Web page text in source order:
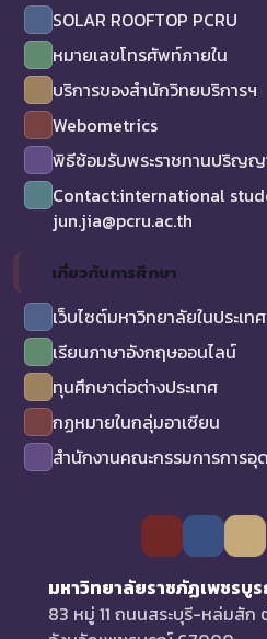
SOLAR ROOFTOP PCRU
หมายเลขโทรศัพท์ภายใน
บริการของสำนักวิทยบริการฯ
Webometrics
พิธีซ้อมรับพระราชทานปริญ
Contact:international
jun.jia@pcru.ac.th
เกี่ยวกับการศึกษา
เว็บไซต์มหาวิทยาลัยในประเทศ
เรียนภาษาอังกฤษออนไลน์
ทุนศึกษาต่อต่างประเทศ
กฏหมายในกลุ่มอาเซียน
สำนักงานคณะกรรมการการอุ
มหาวิทยาลัยราชภัฏเพชรบู
83 หมู่ 11 ถนนสระบุรี-หล่มสัก